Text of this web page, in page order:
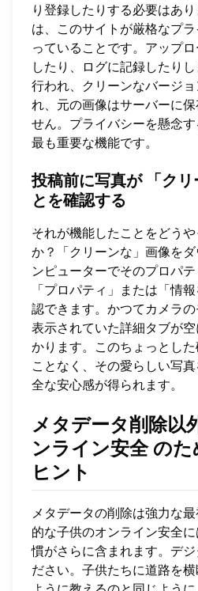
り登録したりする必要はあ
は、このサイトが厳格なプ
っていることです。アップ
したり、ログに記録したり
行われ、クリーンなバージ
れ、元の画像はサーバーに
せん。プライバシーを懸念
最も重要な機能です。
投稿前に写真が 「クリ
とを確認する
それが機能したことをどう
か？「クリーンな」画像を
ンピューターでそのプロパ
「プロパティ」または「情
認できます。かつてカメラ
表示されていた詳細タブが
かります。このちょっとし
ことなく、その愛らしい写
全な安心感が得られます。
メタデータ削除以
ンライン安全のた
ヒント
メタデータの削除は強力な
的な子供のオンライン安全
慣がさらに含まれます。デ
ださい。子供たちに道路を